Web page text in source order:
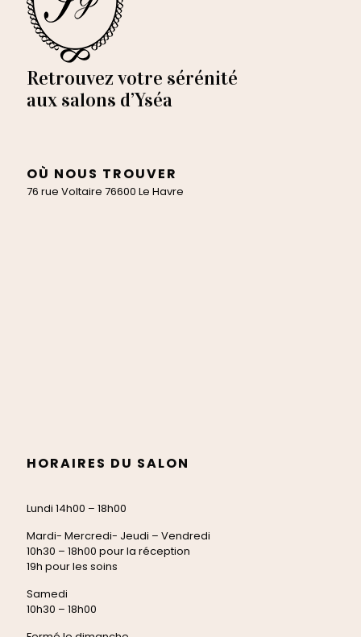
Retrouvez votre sérénité
aux salons d’Yséa
OÙ NOUS TROUVER
76 rue Voltaire 76600 Le Havre
HORAIRES DU SALON
Lundi 14h00 – 18h00
Mardi- Mercredi- Jeudi – Vendredi
10h30 – 18h00 pour la réception
19h pour les soins
Samedi
10h30 – 18h00